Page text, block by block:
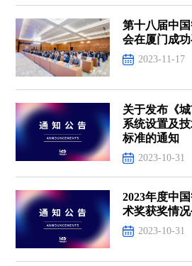
第十八届中
会在厦门成功
2023-11-17
关于发布《
系统设置及
标准的通知
2023-10-31
2023年度中
术奖获奖情
2023-10-31